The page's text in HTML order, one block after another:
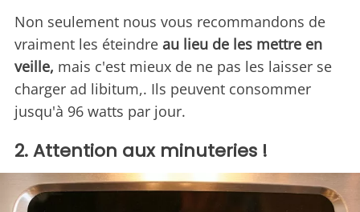
Non seulement nous vous recommandons de
vraiment les éteindre au lieu de les mettre en
veille, mais c'est mieux de ne pas les laisser se
charger ad libitum,. Ils peuvent consommer
jusqu'à 96 watts par jour.
2. Attention aux minuteries !